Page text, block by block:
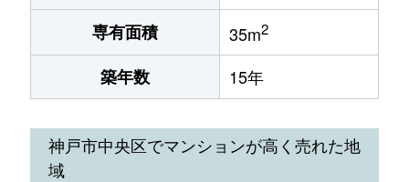
専有面積 35m2
築年数 15年
神戸市中央区でマンションが高く売れた地
域